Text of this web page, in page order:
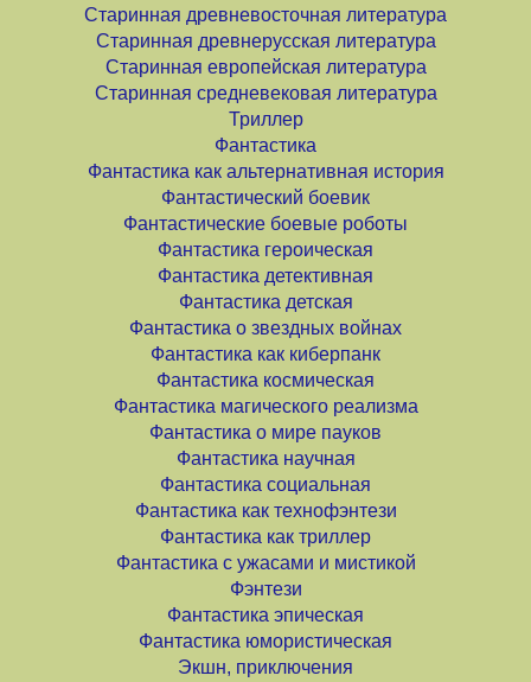
Старинная древневосточная литература
Старинная древнерусская литература
Старинная европейская литература
Старинная средневековая литература
Триллер
Фантастика
Фантастика как альтернативная история
Фантастический боевик
Фантастические боевые роботы
Фантастика героическая
Фантастика детективная
Фантастика детская
Фантастика о звездных войнах
Фантастика как киберпанк
Фантастика космическая
Фантастика магического реализма
Фантастика о мире пауков
Фантастика научная
Фантастика социальная
Фантастика как технофэнтези
Фантастика как триллер
Фантастика с ужасами и мистикой
Фэнтези
Фантастика эпическая
Фантастика юмористическая
Экшн, приключения